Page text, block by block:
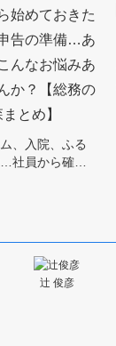
、入院、ふる
社員から確…
辻 俊彦